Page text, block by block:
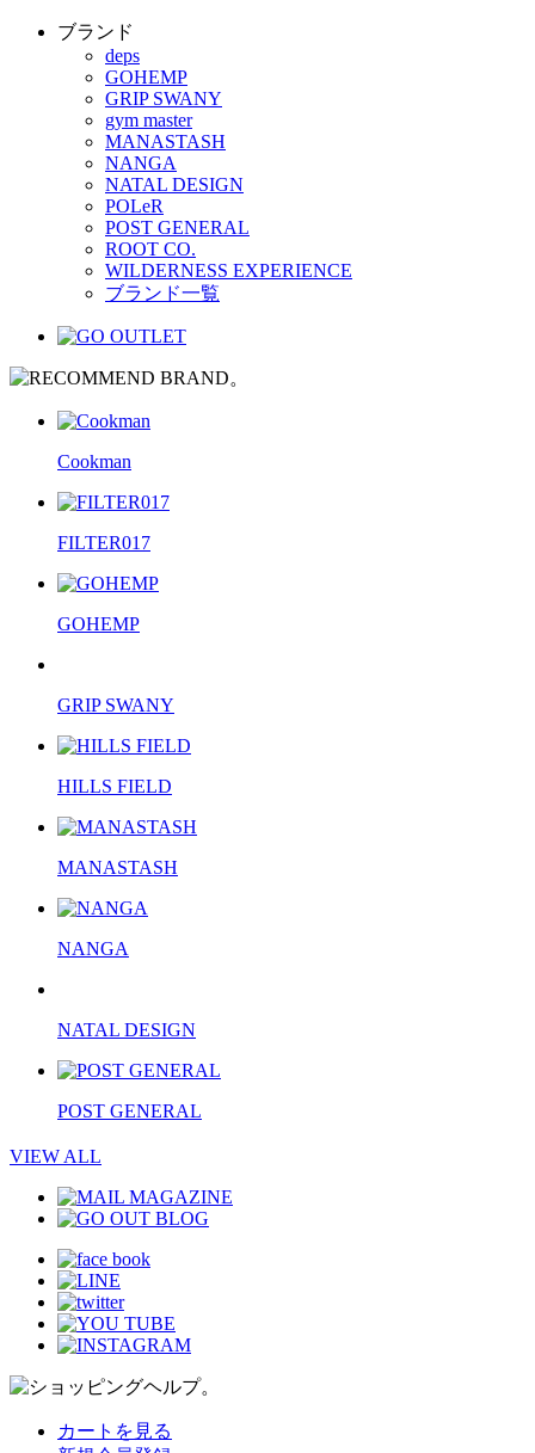
ブランド
deps
GOHEMP
GRIP SWANY
gym master
MANASTASH
NANGA
NATAL DESIGN
POLeR
POST GENERAL
ROOT CO.
WILDERNESS EXPERIENCE
ブランド一覧
Cookman
FILTER017
GOHEMP
GRIP SWANY
HILLS FIELD
MANASTASH
NANGA
NATAL DESIGN
POST GENERAL
VIEW ALL
カートを見る